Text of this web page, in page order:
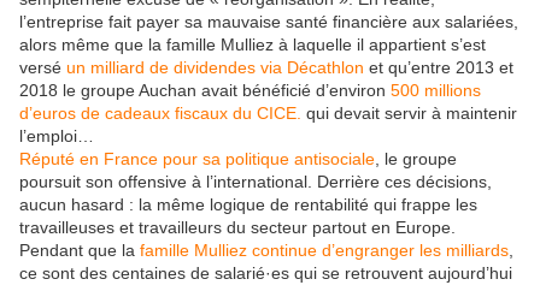
l’entreprise fait payer sa mauvaise santé financière aux salariées,
alors même que la famille Mulliez à laquelle il appartient s’est
versé un milliard de dividendes via Décathlon et qu’entre 2013 et
2018 le groupe Auchan avait bénéficié d’environ 500 millions
d’euros de cadeaux fiscaux du CICE. qui devait servir à maintenir
l’emploi…
Réputé en France pour sa politique antisociale , le groupe
poursuit son offensive à l’international. Derrière ces décisions,
aucun hasard : la même logique de rentabilité qui frappe les
travailleuses et travailleurs du secteur partout en Europe.
Pendant que la famille Mulliez continue d’engranger les milliards
ce sont des centaines de salarié·es qui se retrouvent aujourd’hui